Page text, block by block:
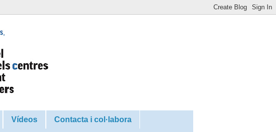
Vídeos Contacta i col·labora